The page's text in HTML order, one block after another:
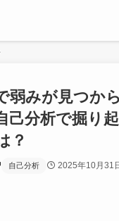
弱みが見つか
己分析で掘り
？
自己分析 2025年10月31